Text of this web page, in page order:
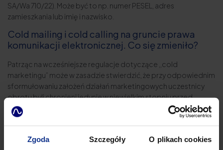
Zgoda Szczegóły O plikach cookies
SA/Wa 710/22). Może być to np. numer PESEL, adres
zamieszkania lub imię i nazwisko.
Cold mailing i cold calling na gruncie prawa
komunikacji elektronicznej. Co się zmieniło?
Patrząc na wcześniejsze regulacje dotyczące ,,cold
marketingu” może w zasadzie stwierdzić, że przy odpowiednim
sformułowaniu założeń działań marketingowych uczestnicy
obrotu byli chronieni jedynie w niewielkim stopniu przed
informacjami handlowymi. Co zmieniło w tym zakresie prawo
komunikacji elektronicznej? Jako pierwszą zmianę można
drogą elektroniczną
. Zgodnie zaś z brzmieniem art. 398